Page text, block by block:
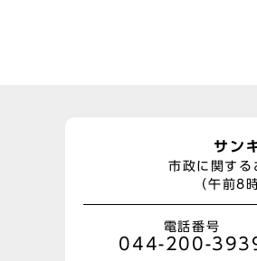
サン
市政に関する
（午前8
電話番号
044-200-